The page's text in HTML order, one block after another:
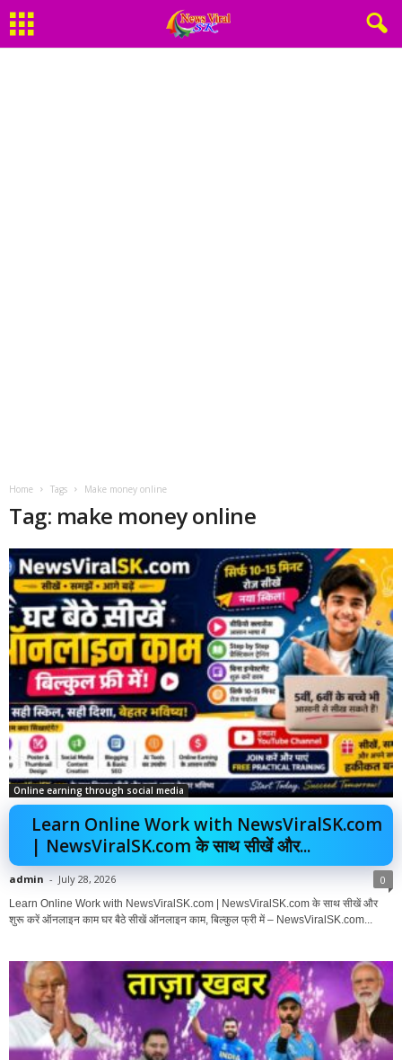
Home Tags Make money online
Tag: make money online
Online earning through social media
Learn Online Work with NewsViralSK.com
| NewsViralSK.com के साथ सीखें और...
admin - July 28, 2026 0
Learn Online Work with NewsViralSK.com | NewsViralSK.com के साथ सीखें और
शुरू करें ऑनलाइन काम घर बैठे सीखें ऑनलाइन काम, बिल्कुल फ्री में – NewsViralSK.com...